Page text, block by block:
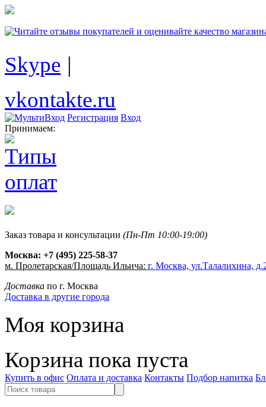
Skype |
vkontakte.ru
Регистрация Вход
Принимаем:
Заказ товара и консультации (Пн-Пт 10:00-19:00)
Москва: +7 (495) 225-58-37
м. Пролетарская/Площадь Ильича: г. Москва, ул.Талалихина,
Доставка по г. Москва
Доставка в другие города
Моя корзина
Корзина пока пуста
Купить в офис Оплата и доставка Контакты Подбор напитка